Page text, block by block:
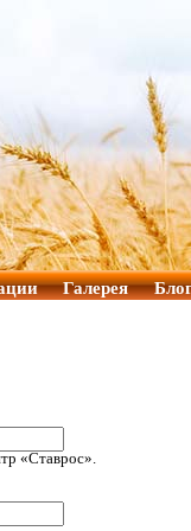
Галерея
«Ставрос».